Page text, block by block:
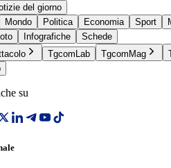
del giorno
Mondo Politica Economia Sport
Infografiche
Schede
TgcomLab TgcomMag
su